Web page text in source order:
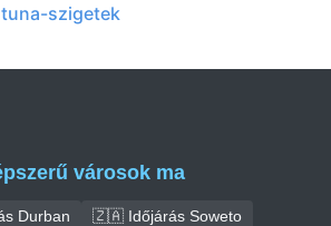
szigetek
városok ma
Durban
🇿🇦 Időjárás Soweto